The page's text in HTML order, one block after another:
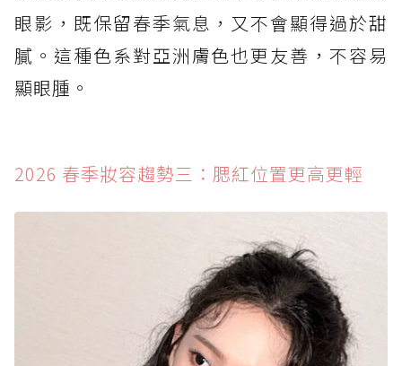
眼影，既保留春季氣息，又不會顯得過於甜
膩。這種色系對亞洲膚色也更友善，不容易
顯眼腫。
2026 春季妝容趨勢三：腮紅位置更高更輕